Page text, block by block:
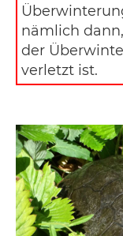
nämlich
der
verletzt ist.